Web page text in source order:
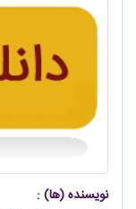
نویسنده (ها) :